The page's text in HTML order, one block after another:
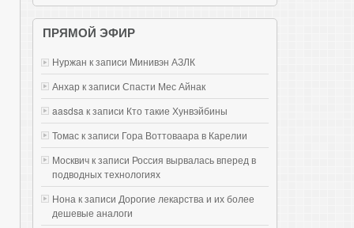
ПРЯМОЙ ЭФИР
Нуржан к записи Mинивэн АЗЛК
Анхар к записи Спасти Мес Айнак
aasdsa к записи Кто такие Хунвэйбины
Томас к записи Гора Воттоваара в Карелии
Москвич к записи Россия вырвалась вперед в
подводных технологиях
Нона к записи Дорогие лекарства и их более
дешевые аналоги